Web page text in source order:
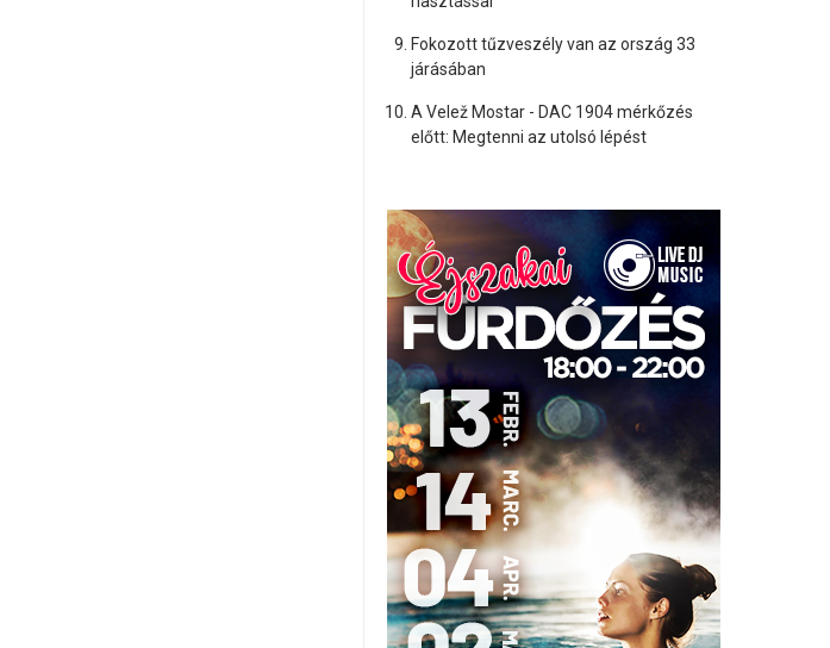
Fokozott tűzveszély van az ország 33
járásában
A Velež Mostar - DAC 1904 mérkőzés
előtt: Megtenni az utolsó lépést